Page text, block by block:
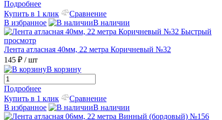
Подробнее
Купить в 1 клик
Сравнение
В избранное
В наличии
Быстрый
просмотр
Лента атласная 40мм, 22 метра Коричневый №32
145 ₽ / шт
В корзину
Подробнее
Купить в 1 клик
Сравнение
В избранное
В наличии